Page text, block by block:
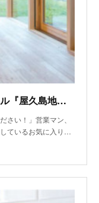
私の推し建材～チャネルオリジナル『屋久島地杉の無垢フローリング』、LIXIL『プラスG』～
さい！」営業マン、
ているお気に入り…